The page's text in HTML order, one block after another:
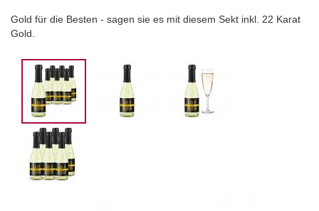
Gold für die Besten - sagen sie es mit diesem Sekt inkl. 22 Karat
Gold.